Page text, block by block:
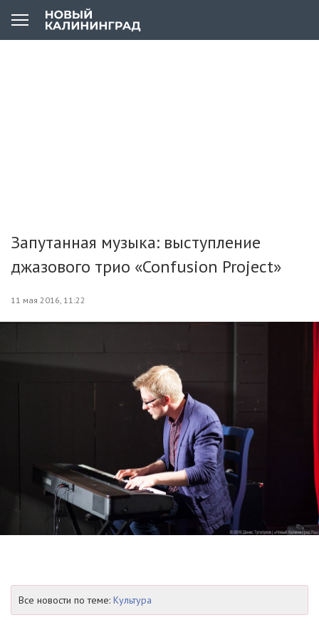
Запутанная музыка: выступление
джазового трио «Confusion Project»
11 мая 2016, 11:22
Все новости по теме: Культура